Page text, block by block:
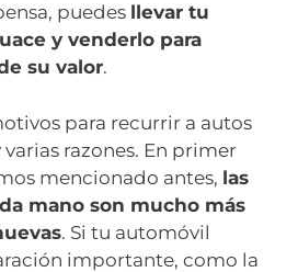
puedes llevar tu
y venderlo para
su valor.
para recurrir a autos
razones. En primer
mencionado antes, las
mano son mucho más
. Si tu automóvil
importante, como la